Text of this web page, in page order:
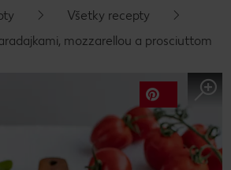
panel
Všetky recepty
mozzarellou a prosciuttom